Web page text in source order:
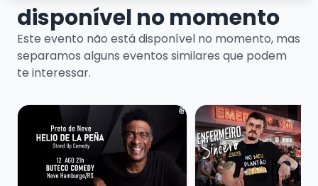
disponível no momento
Este evento não está disponível no momento, mas
separamos alguns eventos similares que podem
te interessar.
Veja mais sobre HELIO DE LA PEÑA - PRETO DE NEVE
Veja mais sobre